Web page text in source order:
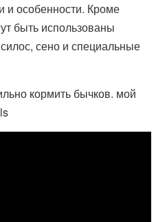
и особенности. Кроме
быть использованы
сено и специальные
кормить бычков. мой